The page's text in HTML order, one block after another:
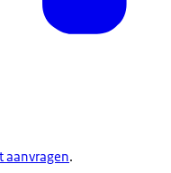
aanvragen.